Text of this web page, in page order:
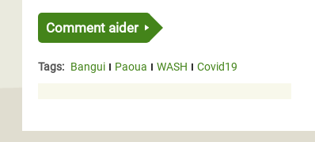
Comment aider
Tags: Bangui Paoua WASH Covid19